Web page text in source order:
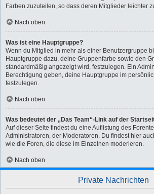
Farben zuzuteilen, so dass deren Mitglieder leichter
Nach oben
Was ist eine Hauptgruppe?
Wenn du Mitglied in mehr als einer Benutzergruppe
Hauptgruppe dazu, deine Gruppenfarbe sowie den
standardmäßig angezeigt wird, festzulegen. Ein
Berechtigung geben, deine Hauptgruppe im
festzulegen.
Nach oben
Was bedeutet der „Das Team“-Link auf der
Auf dieser Seite findest du eine Auflistung des
Administratoren, der Moderatoren. Du findest hier
wie die Foren, die diese im Einzelnen moderieren.
Nach oben
Private Nachrichten